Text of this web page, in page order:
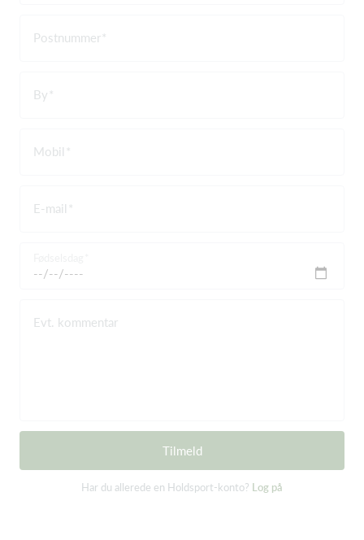
Postnummer
By
Mobil
E-mail
Evt. kommentar
Tilmeld
Har du allerede en Holdsport-konto? Log på